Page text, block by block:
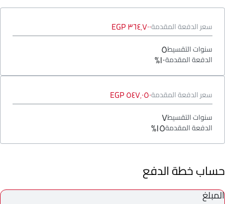
سعر الدفعة المقدمة٣٦٤٬٧٠٠ EGP
سنوات التقسيط٥
الدفعة المقدمة١٠%
سعر الدفعة المقدمة٥٤٧٬٠٥٠ EGP
سنوات التقسيط٧
الدفعة المقدمة١٥%
حساب خطة الدفع
المبلغ